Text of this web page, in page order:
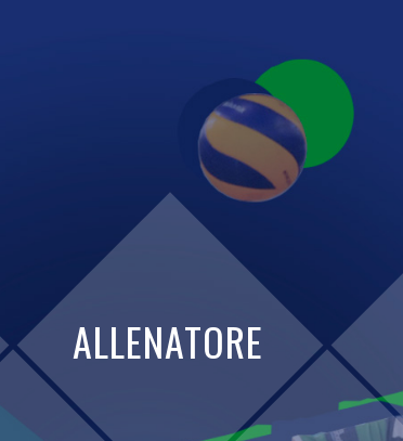
ALLENATORE